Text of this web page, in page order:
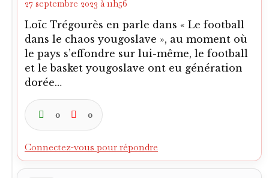
27 septembre 2023 à 11h56
Loïc Trégourès en parle dans « Le football
dans le chaos yougoslave », au moment où
le pays s’effondre sur lui-même, le football
et le basket yougoslave ont eu génération
dorée…
0 0
Connectez-vous pour répondre